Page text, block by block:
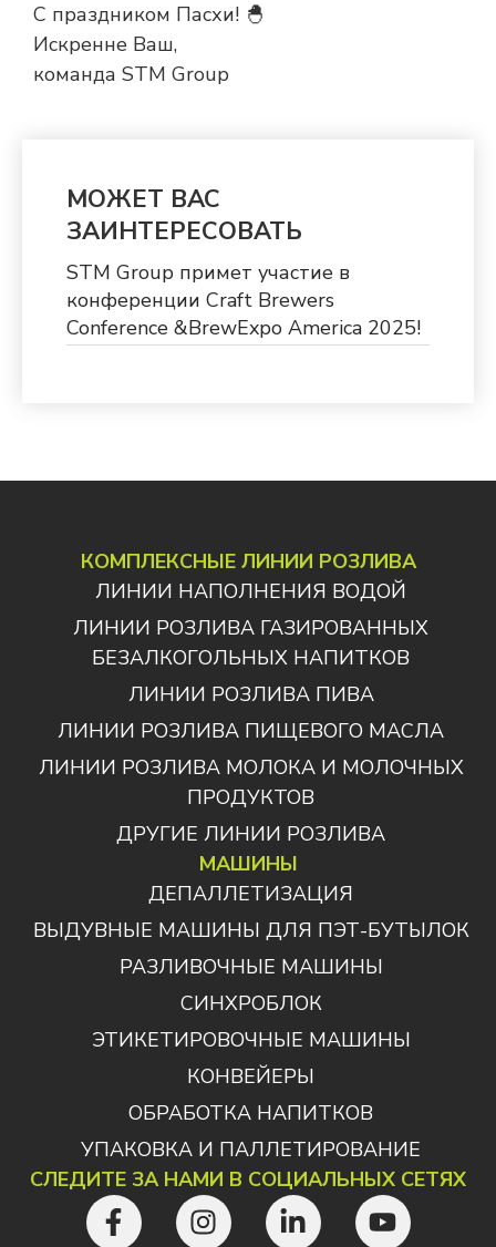
С праздником Пасхи! 🐣
Искренне Ваш,
команда STM Group
МОЖЕТ ВАС
ЗАИНТЕРЕСОВАТЬ
STM Group примет участие в
конференции Craft Brewers
Conference &BrewExpo America 2025!
КОМПЛЕКСНЫЕ ЛИНИИ РОЗЛИВА
ЛИНИИ НАПОЛНЕНИЯ ВОДОЙ
ЛИНИИ РОЗЛИВА ГАЗИРОВАННЫХ
БЕЗАЛКОГОЛЬНЫХ НАПИТКОВ
ЛИНИИ РОЗЛИВА ПИВА
ЛИНИИ РОЗЛИВА ПИЩЕВОГО МАСЛА
ЛИНИИ РОЗЛИВА МОЛОКА И МОЛОЧНЫХ
ПРОДУКТОВ
ДРУГИЕ ЛИНИИ РОЗЛИВА
МАШИНЫ
ДЕПАЛЛЕТИЗАЦИЯ
ВЫДУВНЫЕ МАШИНЫ ДЛЯ ПЭТ-БУТЫЛОК
РАЗЛИВОЧНЫЕ МАШИНЫ
СИНХРОБЛОК
ЭТИКЕТИРОВОЧНЫЕ МАШИНЫ
КОНВЕЙЕРЫ
ОБРАБОТКА НАПИТКОВ
УПАКОВКА И ПАЛЛЕТИРОВАНИЕ
СЛЕДИТЕ ЗА НАМИ В СОЦИАЛЬНЫХ СЕТЯХ